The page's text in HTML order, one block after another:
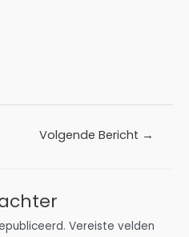
Volgende Bericht →
Vereiste velden